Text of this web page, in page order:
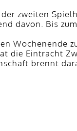
zweiten
davon. Bis
Wochenende
die Eintracht
brennt